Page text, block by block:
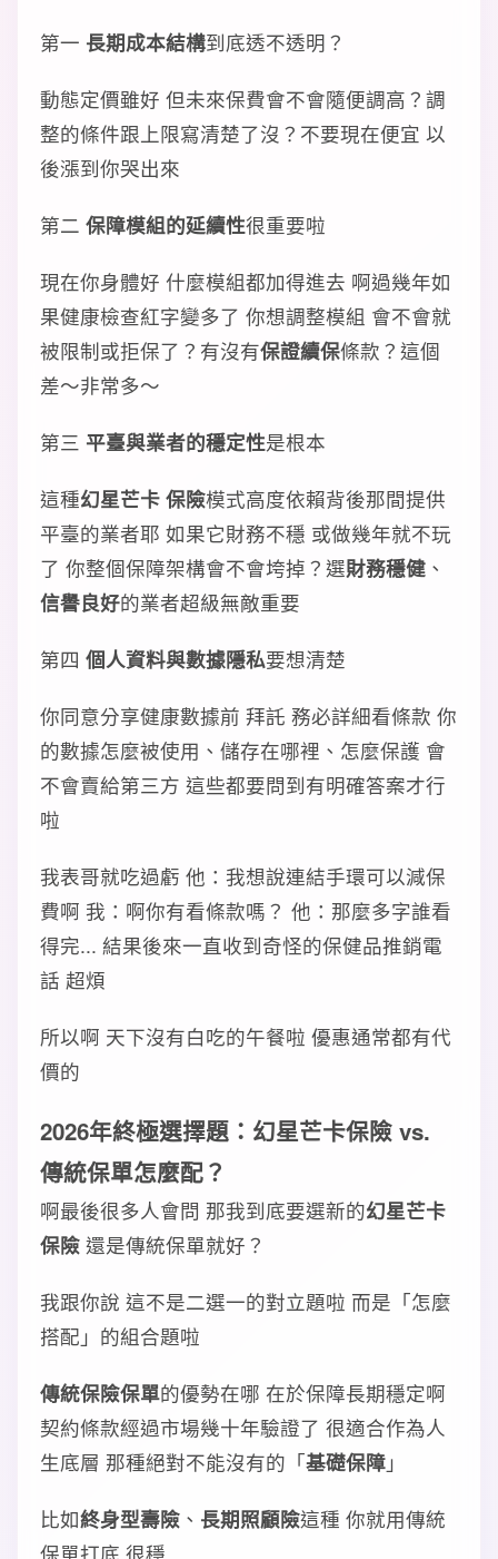
第一 長期成本結構到底透不透明？
動態定價雖好 但未來保費會不會隨便調高？調
整的條件跟上限寫清楚了沒？不要現在便宜 以
後漲到你哭出來
第二 保障模組的延續性很重要啦
現在你身體好 什麼模組都加得進去 啊過幾年如
果健康檢查紅字變多了 你想調整模組 會不會就
被限制或拒保了？有沒有保證續保條款？這個
差～非常多～
第三 平臺與業者的穩定性是根本
這種幻星芒卡 保險模式高度依賴背後那間提供
平臺的業者耶 如果它財務不穩 或做幾年就不玩
了 你整個保障架構會不會垮掉？選財務穩健 、
信譽良好的業者超級無敵重要
第四 個人資料與數據隱私要想清楚
你同意分享健康數據前 拜託 務必詳細看條款 你
的數據怎麼被使用、儲存在哪裡、怎麼保護 會
不會賣給第三方 這些都要問到有明確答案才行
啦
我表哥就吃過虧 他：我想說連結手環可以減保
費啊 我：啊你有看條款嗎？ 他：那麼多字誰看
得完... 結果後來一直收到奇怪的保健品推銷電
話 超煩
所以啊 天下沒有白吃的午餐啦 優惠通常都有代
價的
2026年終極選擇題：幻星芒卡保險 vs.
傳統保單怎麼配？
啊最後很多人會問 那我到底要選新的幻星芒卡
保險 還是傳統保單就好？
我跟你說 這不是二選一的對立題啦 而是「怎麼
搭配」的組合題啦
傳統保險保單的優勢在哪 在於保障長期穩定啊
契約條款經過市場幾十年驗證了 很適合作為人
生底層 那種絕對不能沒有的「基礎保障」
比如終身型壽險 、 長期照顧險這種 你就用傳統
保單打底 很穩